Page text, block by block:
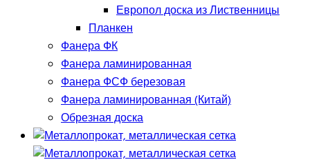
Европол доска из Лиственницы
Планкен
Фанера ФК
Фанера ламинированная
Фанера ФСФ березовая
Фанера ламинированная (Китай)
Обрезная доска